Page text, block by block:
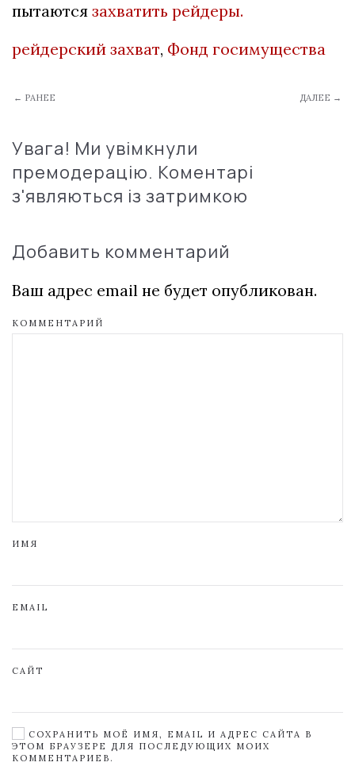
пытаются захватить рейдеры.
рейдерский захват, Фонд госимущества
← РАНЕЕ ДАЛЕЕ →
Увага! Ми увімкнули
премодерацію. Коментарі
з'являються із затримкою
Добавить комментарий
Ваш адрес email не будет опубликован.
КОММЕНТАРИЙ
ИМЯ
EMAIL
САЙТ
СОХРАНИТЬ МОЁ ИМЯ, EMAIL И АДРЕС САЙТА В
ЭТОМ БРАУЗЕРЕ ДЛЯ ПОСЛЕДУЮЩИХ МОИХ
КОММЕНТАРИЕВ.